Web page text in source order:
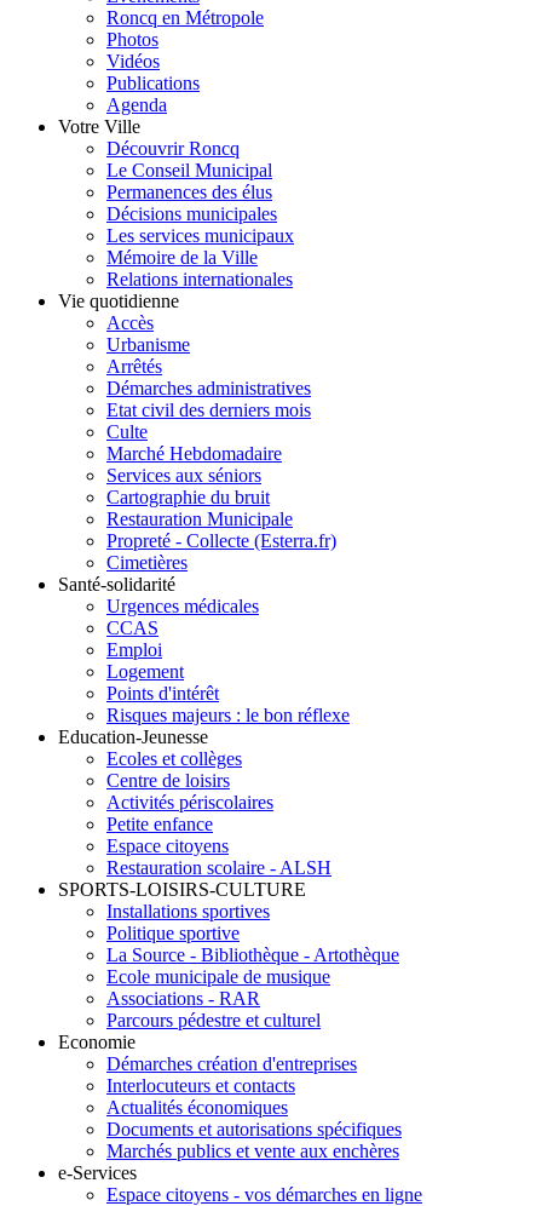
Roncq en Métropole
Photos
Vidéos
Publications
Agenda
Votre Ville
Découvrir Roncq
Le Conseil Municipal
Permanences des élus
Décisions municipales
Les services municipaux
Mémoire de la Ville
Relations internationales
Vie quotidienne
Accès
Urbanisme
Arrêtés
Démarches administratives
Etat civil des derniers mois
Culte
Marché Hebdomadaire
Services aux séniors
Cartographie du bruit
Restauration Municipale
Propreté - Collecte (Esterra.fr)
Cimetières
Santé-solidarité
Urgences médicales
CCAS
Emploi
Logement
Points d'intérêt
Risques majeurs : le bon réflexe
Education-Jeunesse
Ecoles et collèges
Centre de loisirs
Activités périscolaires
Petite enfance
Espace citoyens
Restauration scolaire - ALSH
SPORTS-LOISIRS-CULTURE
Installations sportives
Politique sportive
La Source - Bibliothèque - Artothèque
Ecole municipale de musique
Associations - RAR
Parcours pédestre et culturel
Economie
Démarches création d'entreprises
Interlocuteurs et contacts
Actualités économiques
Documents et autorisations spécifiques
Marchés publics et vente aux enchères
e-Services
Espace citoyens - vos démarches en ligne